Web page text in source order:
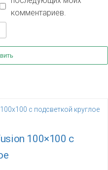
комментариев.
100×100 с